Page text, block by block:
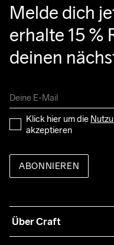
Melde dich
erhalte 15 %
deinen
Klick hier um die
akzeptieren
ABONNIEREN
Über Craft